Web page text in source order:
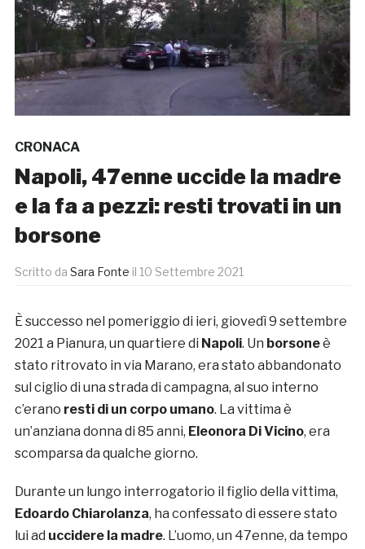
CRONACA
Napoli, 47enne uccide la madre
e la fa a pezzi: resti trovati in un
borsone
Scritto da Sara Fonte il 10 Settembre 2021
È successo nel pomeriggio di ieri, giovedì 9 settembre
2021 a Pianura, un quartiere di Napoli. Un borsoneè
stato ritrovato in via Marano, era stato abbandonato
sul ciglio di una strada di campagna, al suo interno
c’erano resti di un corpo umano. La vittima è
un’anziana donna di 85 anni, Eleonora Di Vicino, era
scomparsa da qualche giorno.
Durante un lungo interrogatorio il figlio della vittima,
Edoardo Chiarolanza, ha confessato di essere stato
lui ad uccidere la madre. L’uomo, un 47enne, da tempo